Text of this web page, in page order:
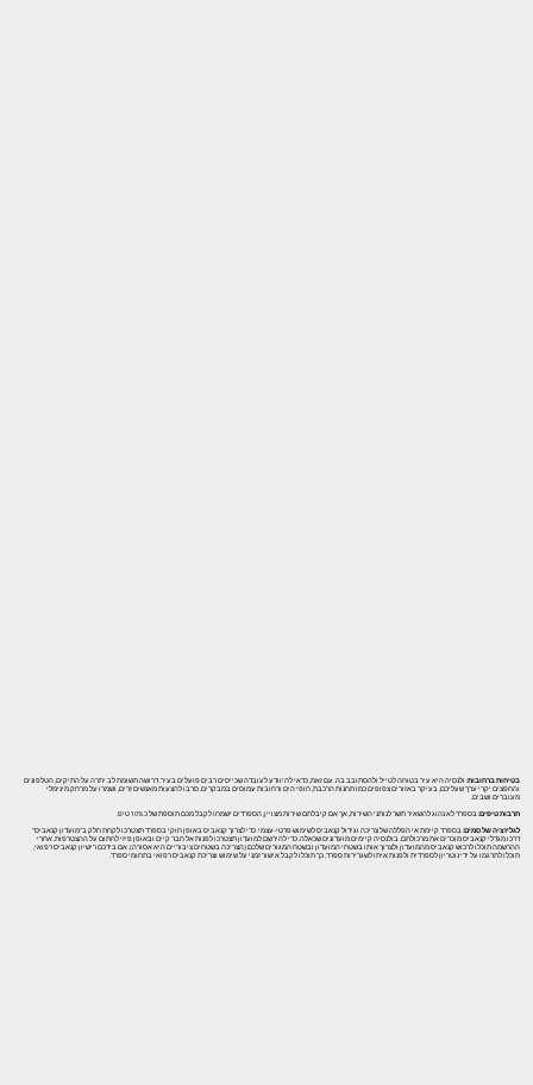
בטיחות ברחובות: ולנסיה היא עיר בטוחה לטייל ולהסתובב בה. עם זאת, כדאי להיוודע לעובדה שכייסים רבים פועלים בעיר. דרושה תשומת לב יתרה על התיקים, הטלפונים
והחפצים יקרי ערך שעליכם, בעיקר באזורים צפופים כמו תחנות הרכבת, חופי הים ורחובות עמוסים במבקרים. סרבו להצעות מאנשים זרים, ושמרו על מרחק מינימלי
מעוברים ושבים.
תרבות טיפים: בספרד לא נהוג להשאיר תשר לנותני השירות, אך אם קיבלתם שירות מצויין, הספרדים ישמחו לקבל מכם תוספת של כ 10% טיפ.
לגליזציה של סמים: בספרד קיימת אי הפללה של צריכה וגידול קנאביס לשימוש פרטי-עצמי. כדי לצרוך קנאביס באופן חוקי בספרד תצטרכו לקחת חלק ב"מועדון קנאביס"
דרכו מגדלי קנאביס מוכרים את מרכולתם. בולנסיה קיימים מועדונים שכאלה. כדי להירשם למועדון תצטרכו לפנות אל חבר קיים ובאופן פיזי לחתום על ההצטרפות. אחרי
ההרשמה תוכלו לרכוש קנאביס מהמועדון ולצרוך אותו בשטחי המועדון ובשטח המגורים שלכם (הצריכה בשטחים ציבוריים היא אסורה). אם בידכם רישיון קנאביס רפואי,
תוכלו לתרגמו על ידי נוטריון לספרדית ולפנות איתו לשגרירות ספרד, כך תוכלו לקבל אישור זמני על שימוש וצריכת קנאביס רפואי בתחומי ספרד.